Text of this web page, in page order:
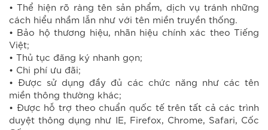
• Thể hiện rõ ràng tên sản phẩm, dịch vụ tránh những
cách hiểu nhầm lẫn như với tên miền truyền thống.
• Bảo hộ thương hiệu, nhãn hiệu chính xác theo Tiếng
Việt;
• Thủ tục đăng ký nhanh gọn;
• Chi phí ưu đãi;
• Được sử dụng đầy đủ các chức năng như các tên
miền thông thường khác;
• Được hỗ trợ theo chuẩn quốc tế trên tất cả các trình
duyệt thông dụng như IE, Firefox, Chrome, Safari, Cốc